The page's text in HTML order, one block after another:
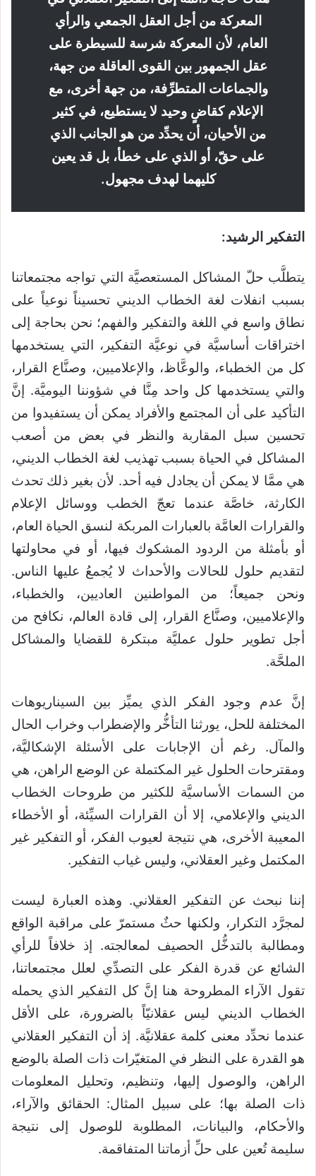
المعركة من أجل العقل الجمعي والرأي
العام، لأن المعركة شرسة للسيطرة على
عقل الجمهور بين القوى العاقلة من جهة،
والجماعات المتطرِّفة، من جهة أخرى، مع
الإعلام كقاضٍ وحيد لا يستطيع، في كثير
من الأحيان، أن يحدِّد من هو الجانب الذي
على حقّ، أو الذي على خطأ، بل قد يعين
كليهما لهدف مجهول.
التفكير الرشيد:
يتطلَّب حلّ المشاكل المستعصيَّة التي تواجه مجتمعاتنا
بسبب انفلات لغة الخطاب الديني تحسيناً نوعياً على
نطاق واسع في اللغة والتفكير والفهم؛ نحن بحاجة إلى
اختراقات أساسيَّة في نوعيَّة التفكير، التي يستخدمها
كل من الخطباء، والوعَّاظ، والإعلاميين، وصنَّاع القرار،
والتي يستخدمها كل واحد مِنَّا في شؤوننا اليوميَّة. إنَّ
التأكيد على أن المجتمع والأفراد يمكن أن يستفيدوا من
تحسين سبل المقاربة والنظر في بعض من أصعب
المشاكل في الحياة بسبب تهذيب لغة الخطاب الديني،
هي ممَّا لا يمكن أن يجادل فيه أحد. لأن بغير ذلك تحدث
الكارثة، خاصَّة عندما تعجّ الخطب ووسائل الإعلام
والقرارات العامَّة بالعبارات المربكة لنسق الحياة العام،
أو بأمثلة من الردود المشكوك فيها، أو في محاولتها
لتقديم حلول للحالات والأحداث لا يُجمعُ عليها الناس.
ونحن جميعاً؛ من المواطنين العاديين، والخطباء،
والإعلاميين، وصنَّاع القرار، إلى قادة العالم، نكافح من
أجل تطوير حلول عمليَّة مبتكرة للقضايا والمشاكل
الملحَّة.
إنَّ عدم وجود الفكر الذي يميِّز بين السيناريوهات
المختلفة للحل، يورثنا التأخُّر والإضطراب وخراب الحال
والمآل. رغم أن الإجابات على الأسئلة الإشكاليَّة،
ومقترحات الحلول غير المكتملة عن الوضع الراهن، هي
من السمات الأساسيَّة للكثير من طروحات الخطاب
الديني والإعلامي، إلا أن القرارات السيِّئة، أو الأخطاء
المعيبة الأخرى، هي نتيجة لعيوب الفكر، أو التفكير غير
المكتمل وغير العقلاني، وليس غياب التفكير.
إننا نبحث عن التفكير العقلاني. وهذه العبارة ليست
لمجرَّد التكرار، ولكنها حثٌ مستمرّ على مراقبة الواقع
ومطالبة بالتدخُّل الحصيف لمعالجته. إذ خلافاً للرأي
الشائع عن قدرة الفكر على التصدِّي لعلل مجتمعاتنا،
تقول الآراء المطروحة هنا إنَّ كل التفكير الذي يحمله
الخطاب الديني ليس عقلانيّاً بالضرورة، على الأقل
عندما نحدِّد معنى كلمة عقلانيَّة. إذ أن التفكير العقلاني
هو القدرة على النظر في المتغيّرات ذات الصلة بالوضع
الراهن، والوصول إليها، وتنظيم، وتحليل المعلومات
ذات الصلة بها؛ على سبيل المثال: الحقائق والآراء،
والأحكام، والبيانات، المطلوبة للوصول إلى نتيجة
سليمة تُعين على حلِّ أزماتنا المتفاقمة.